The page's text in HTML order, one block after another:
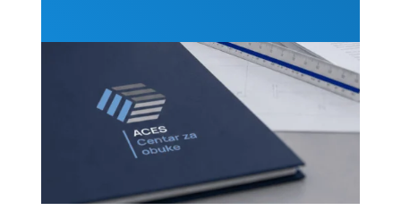
Kvantifikacija
prevencija,
01-02.
septembra
2026. u